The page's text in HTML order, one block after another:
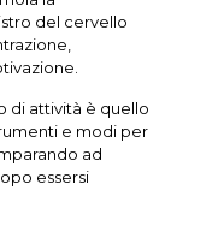
del cervello
di attività è quello
e modi per
ad
essersi